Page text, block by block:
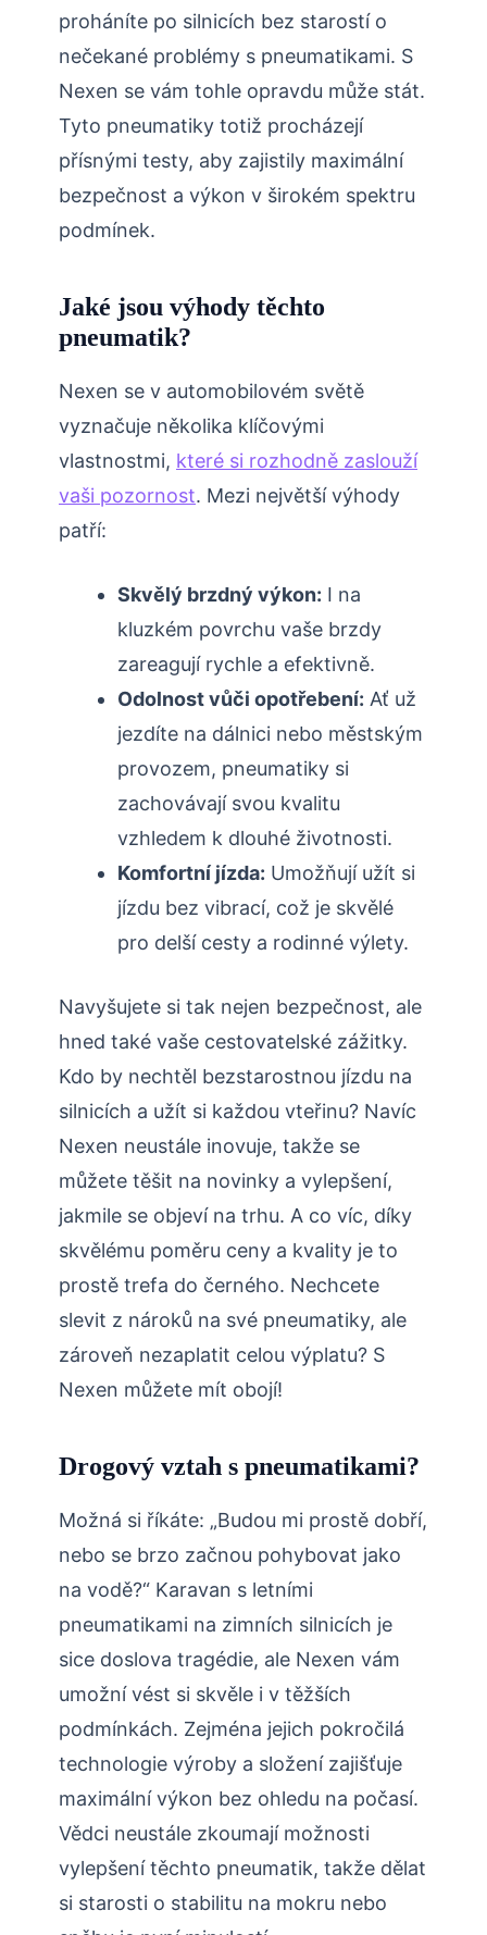
proháníte po silnicích bez starostí o
nečekané problémy s pneumatikami. S
Nexen se vám tohle opravdu může stát.
Tyto pneumatiky totiž procházejí
přísnými testy, aby zajistily maximální
bezpečnost a výkon v širokém spektru
podmínek.
Jaké jsou výhody těchto
pneumatik?
Nexen se v automobilovém světě
vyznačuje několika klíčovými
vlastnostmi, které si rozhodně zaslouží
vaši pozornost. Mezi největší výhody
patří:
Skvělý brzdný výkon: I na
kluzkém povrchu vaše brzdy
zareagují rychle a efektivně.
Odolnost vůči opotřebení: Ať už
jezdíte na dálnici nebo městským
provozem, pneumatiky si
zachovávají svou kvalitu
vzhledem k dlouhé životnosti.
Komfortní jízda: Umožňují užít si
jízdu bez vibrací, což je skvělé
pro delší cesty a rodinné výlety.
Navyšujete si tak nejen bezpečnost, ale
hned také vaše cestovatelské zážitky.
Kdo by nechtěl bezstarostnou jízdu na
silnicích a užít si každou vteřinu? Navíc
Nexen neustále inovuje, takže se
můžete těšit na novinky a vylepšení,
jakmile se objeví na trhu. A co víc, díky
skvělému poměru ceny a kvality je to
prostě trefa do černého. Nechcete
slevit z nároků na své pneumatiky, ale
zároveň nezaplatit celou výplatu? S
Nexen můžete mít obojí!
Drogový vztah s pneumatikami?
Možná si říkáte: „Budou mi prostě dobří,
nebo se brzo začnou pohybovat jako
na vodě?“ Karavan s letními
pneumatikami na zimních silnicích je
sice doslova tragédie, ale Nexen vám
umožní vést si skvěle i v těžších
podmínkách. Zejména jejich pokročilá
technologie výroby a složení zajišťuje
maximální výkon bez ohledu na počasí.
Vědci neustále zkoumají možnosti
vylepšení těchto pneumatik, takže dělat
si starosti o stabilitu na mokru nebo